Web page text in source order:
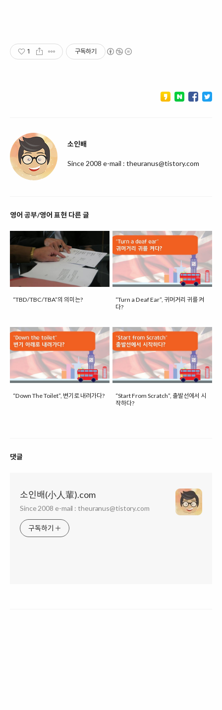
1 구독하기
소인배
Since 2008 e-mail : theuranus@tistory.com
영어 공부/영어 표현 다른 글
“TBD/TBC/TBA”의 의미는?
“Turn a Deaf Ear”, 귀머거리 귀를 켜
다?
“Down The Toilet”, 변기로 내려가다?
“Start From Scratch”, 출발선에서 시
작하다?
댓글
소인배(小人輩).com
Since 2008 e-mail : theuranus@tistory.com
구독하기